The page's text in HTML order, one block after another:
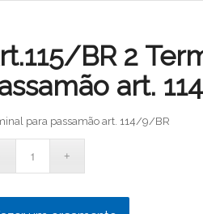
BR 2
art.
para passamão art. 114/9/BR